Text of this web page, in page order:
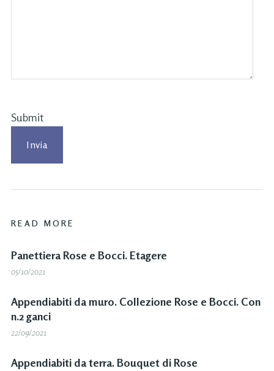
Submit
READ MORE
Panettiera Rose e Bocci. Etagere
05/10/2021
Appendiabiti da muro. Collezione Rose e Bocci. Con
n.2 ganci
22/09/2021
Appendiabiti da terra. Bouquet di Rose